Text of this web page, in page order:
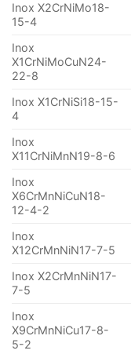
Inox X2CrNiMo18-
15-4
Inox
X1CrNiMoCuN24-
22-8
Inox X1CrNiSi18-15-
4
Inox
X11CrNiMnN19-8-6
Inox
X6CrMnNiCuN18-
12-4-2
Inox
X12CrMnNiN17-7-5
Inox X2CrMnNiN17-
7-5
Inox
X9CrMnNiCu17-8-
5-2